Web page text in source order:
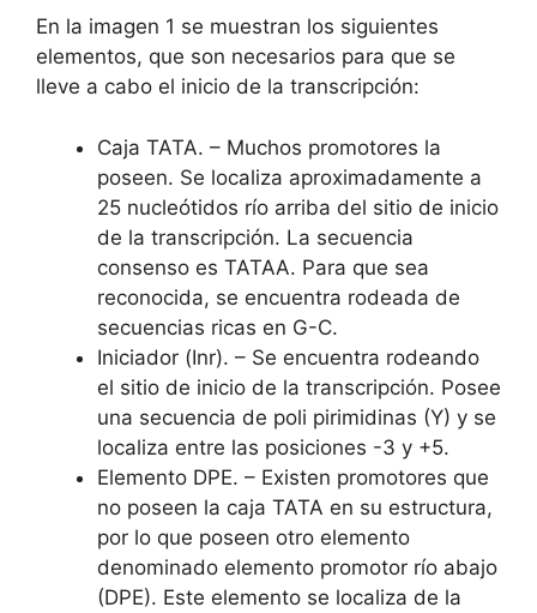
En la imagen 1 se muestran los siguientes
elementos, que son necesarios para que se
lleve a cabo el inicio de la transcripción:
Caja TATA. – Muchos promotores la
poseen. Se localiza aproximadamente a
25 nucleótidos río arriba del sitio de inicio
de la transcripción. La secuencia
consenso es TATAA. Para que sea
reconocida, se encuentra rodeada de
secuencias ricas en G-C.
Iniciador (Inr). – Se encuentra rodeando
el sitio de inicio de la transcripción. Posee
una secuencia de poli pirimidinas (Y) y se
localiza entre las posiciones -3 y +5.
Elemento DPE. – Existen promotores que
no poseen la caja TATA en su estructura,
por lo que poseen otro elemento
denominado elemento promotor río abajo
(DPE). Este elemento se localiza de la